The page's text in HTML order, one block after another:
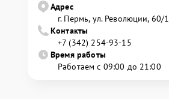
Адрес
г. Пермь, ул. ​Революции, 60/1
Контакты
+7 (342) 254-93-15
Время работы
Работаем с 09:00 до 21:00